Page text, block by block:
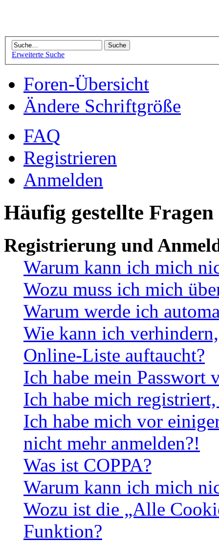
Erweiterte Suche
Foren-Übersicht
Ändere Schriftgröße
FAQ
Registrieren
Anmelden
Häufig gestellte Fragen
Registrierung und
Warum kann ich mich
Wozu muss ich mich
Warum werde ich
Wie kann ich
Online-Liste auftaucht?
Ich habe mein Passwort
Ich habe mich
Ich habe mich vor
nicht mehr anmelden?!
Was ist COPPA?
Warum kann ich mich
Wozu ist die „Alle
Funktion?